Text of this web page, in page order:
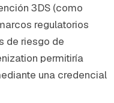
3DS (como
regulatorios
de riesgo de
permitiría
una credencial